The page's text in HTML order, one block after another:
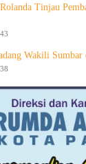
Tinjau
Wakili